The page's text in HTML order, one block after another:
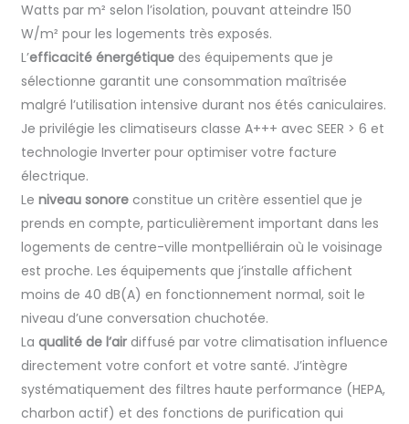
Watts par m² selon l’isolation, pouvant atteindre 150
W/m² pour les logements très exposés.
L’efficacité énergétiquedes équipements que je
sélectionne garantit une consommation maîtrisée
malgré l’utilisation intensive durant nos étés caniculaires.
Je privilégie les climatiseurs classe A+++ avec SEER > 6 et
technologie Inverter pour optimiser votre facture
électrique.
Le niveau sonoreconstitue un critère essentiel que je
prends en compte, particulièrement important dans les
logements de centre-ville montpelliérain où le voisinage
est proche. Les équipements que j’installe affichent
moins de 40 dB(A) en fonctionnement normal, soit le
niveau d’une conversation chuchotée.
La qualité de l’airdiffusé par votre climatisation influence
directement votre confort et votre santé. J’intègre
systématiquement des filtres haute performance (HEPA,
charbon actif) et des fonctions de purification qui